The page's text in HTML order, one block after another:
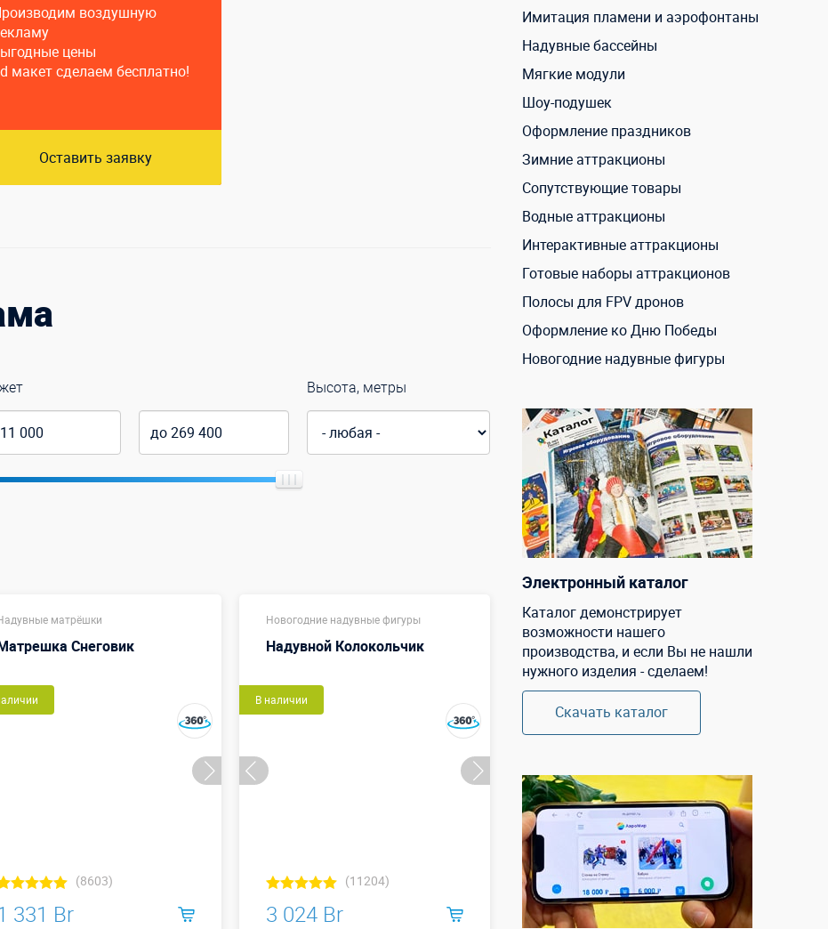
воздушную
цены
макет сделаем бесплатно!
Оставить заявку
Высота, метры
матрёшки
Снеговик
(8603)
331 Br
Новогодние надувные фигуры
Надувной Колокольчик
В наличии
(11204)
3 024 Br
Имитация пламени и аэрофонтаны
Надувные бассейны
Мягкие модули
Шоу-подушек
Оформление праздников
Зимние аттракционы
Сопутствующие товары
Водные аттракционы
Интерактивные аттракционы
Готовые наборы аттракционов
Полосы для FPV дронов
Оформление ко Дню Победы
Новогодние надувные фигуры
Электронный каталог
Каталог демонстрирует
возможности нашего
производства, и если Вы не нашли
нужного изделия - сделаем!
Скачать каталог